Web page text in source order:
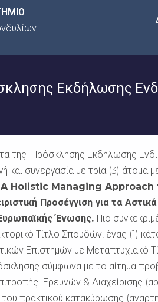
Εκδήλωσης
της Πρόσκλησης Εκδήλωσης
και συνεργασία με τρία (3)
Holistic Managing
Προσέγγιση για τα
Ένωσης. Πιο
Τίτλο Σπουδών, ένας (1)
Επιστημών με Μεταπτυχιακό
σύμφωνα με το αίτημα
Ερευνών & Διαχείρισης
πρακτικού κατακύρωσης